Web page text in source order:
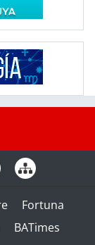
Fortuna
BATimes